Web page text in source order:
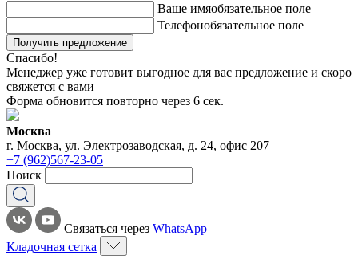
Ваше имяобязательное поле
Телефонобязательное поле
Получить предложение
Спасибо!
Менеджер уже готовит выгодное для вас предложение и скоро
свяжется с вами
Форма обновится повторно через 6 сек.
Москва
г. Москва, ул. Электрозаводская, д. 24, офис 207
+7 (962)567-23-05
Поиск
Связаться через WhatsApp
Кладочная сетка